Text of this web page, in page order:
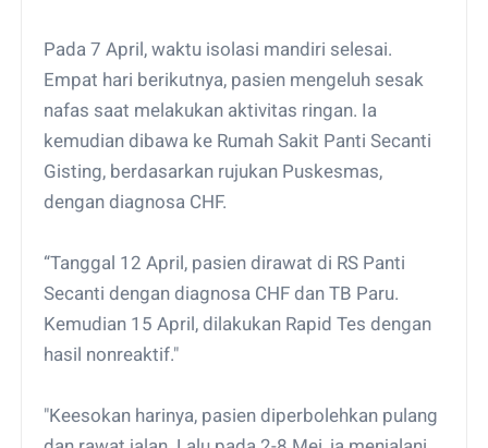
Pada 7 April, waktu isolasi mandiri selesai.
Empat hari berikutnya, pasien mengeluh sesak
nafas saat melakukan aktivitas ringan. Ia
kemudian dibawa ke Rumah Sakit Panti Secanti
Gisting, berdasarkan rujukan Puskesmas,
dengan diagnosa CHF.
“Tanggal 12 April, pasien dirawat di RS Panti
Secanti dengan diagnosa CHF dan TB Paru.
Kemudian 15 April, dilakukan Rapid Tes dengan
hasil nonreaktif."
"Keesokan harinya, pasien diperbolehkan pulang